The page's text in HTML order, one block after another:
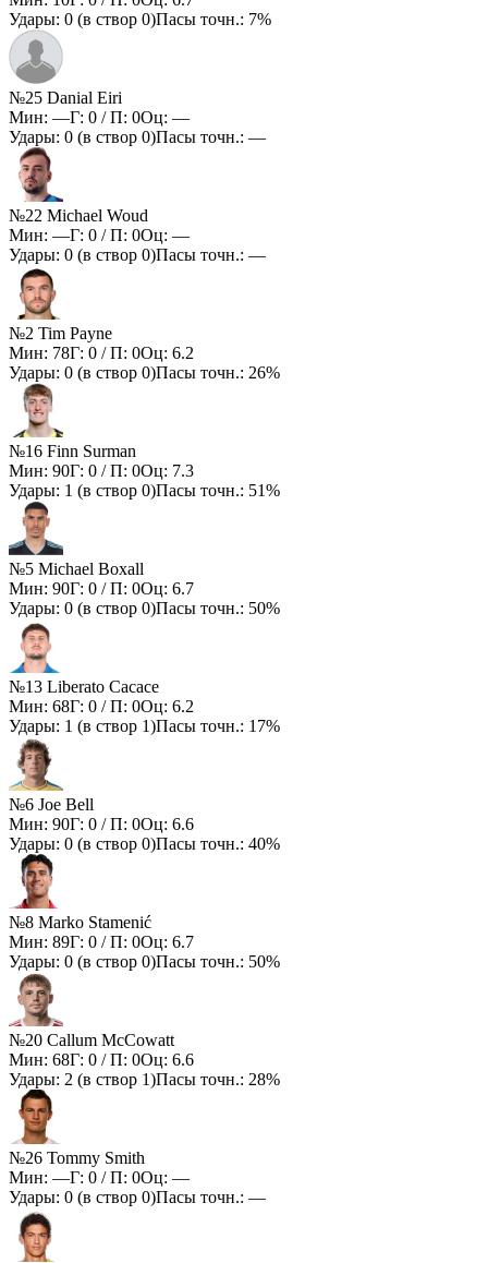
Удары: 0 (в створ 0)Пасы точн.: 7%
№25 Danial Eiri
Мин: —Г: 0 / П: 0Оц: —
Удары: 0 (в створ 0)Пасы точн.: —
№22 Michael Woud
Мин: —Г: 0 / П: 0Оц: —
Удары: 0 (в створ 0)Пасы точн.: —
№2 Tim Payne
Мин: 78Г: 0 / П: 0Оц: 6.2
Удары: 0 (в створ 0)Пасы точн.: 26%
№16 Finn Surman
Мин: 90Г: 0 / П: 0Оц: 7.3
Удары: 1 (в створ 0)Пасы точн.: 51%
№5 Michael Boxall
Мин: 90Г: 0 / П: 0Оц: 6.7
Удары: 0 (в створ 0)Пасы точн.: 50%
№13 Liberato Cacace
Мин: 68Г: 0 / П: 0Оц: 6.2
Удары: 1 (в створ 1)Пасы точн.: 17%
№6 Joe Bell
Мин: 90Г: 0 / П: 0Оц: 6.6
Удары: 0 (в створ 0)Пасы точн.: 40%
№8 Marko Stamenić
Мин: 89Г: 0 / П: 0Оц: 6.7
Удары: 0 (в створ 0)Пасы точн.: 50%
№20 Callum McCowatt
Мин: 68Г: 0 / П: 0Оц: 6.6
Удары: 2 (в створ 1)Пасы точн.: 28%
№26 Tommy Smith
Мин: —Г: 0 / П: 0Оц: —
Удары: 0 (в створ 0)Пасы точн.: —